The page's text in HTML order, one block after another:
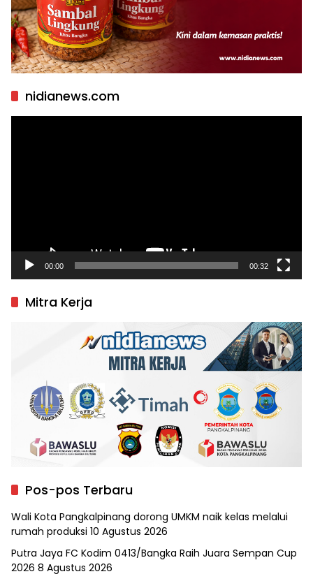
nidianews.com
00:00 00:32
Mitra Kerja
Pos-pos Terbaru
Wali Kota Pangkalpinang dorong UMKM naik kelas melalui
rumah produksi 10 Agustus 2026
Putra Jaya FC Kodim 0413/Bangka Raih Juara Sempan Cup
2026 8 Agustus 2026